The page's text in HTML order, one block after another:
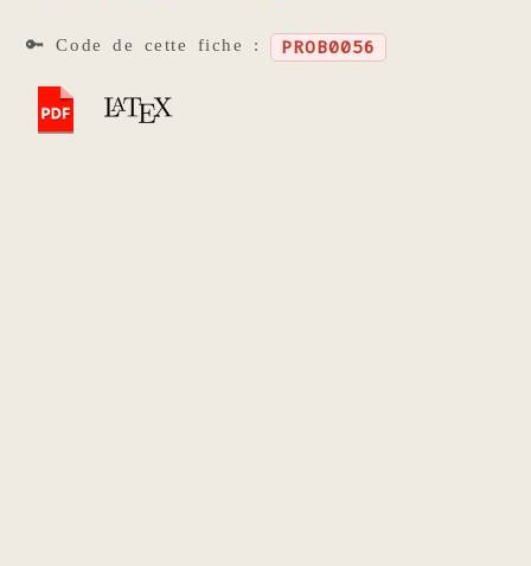
🔑 Code de cette fiche : PROB0056